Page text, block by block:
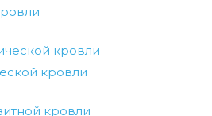
кровли